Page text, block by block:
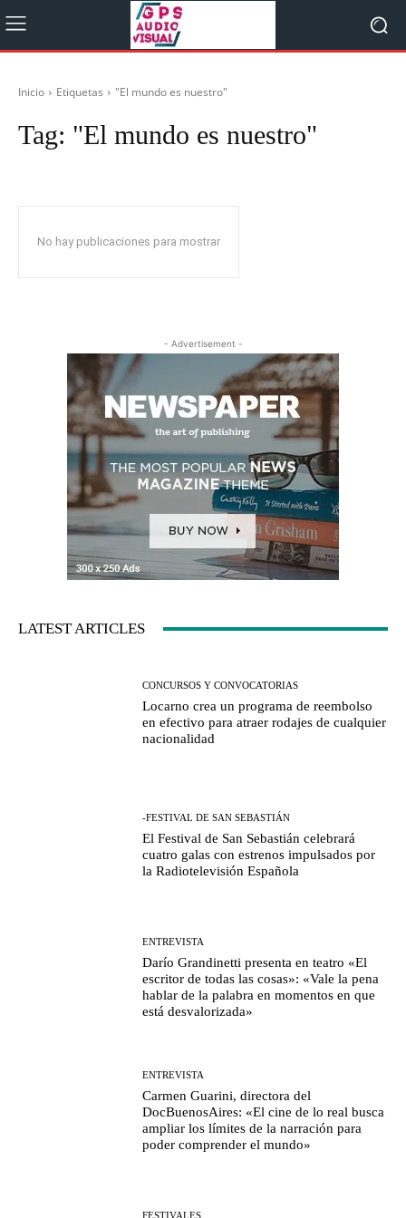
Inicio Etiquetas "El mundo es nuestro"
Tag: "El mundo es nuestro"
No hay publicaciones para mostrar
- Advertisement -
LATEST ARTICLES
CONCURSOS Y CONVOCATORIAS
Locarno crea un programa de reembolso
en efectivo para atraer rodajes de cualquier
nacionalidad
-FESTIVAL DE SAN SEBASTIÁN
El Festival de San Sebastián celebrará
cuatro galas con estrenos impulsados por
la Radiotelevisión Española
ENTREVISTA
Darío Grandinetti presenta en teatro «El
escritor de todas las cosas»: «Vale la pena
hablar de la palabra en momentos en que
está desvalorizada»
ENTREVISTA
Carmen Guarini, directora del
DocBuenosAires: «El cine de lo real busca
ampliar los límites de la narración para
poder comprender el mundo»
FESTIVALES